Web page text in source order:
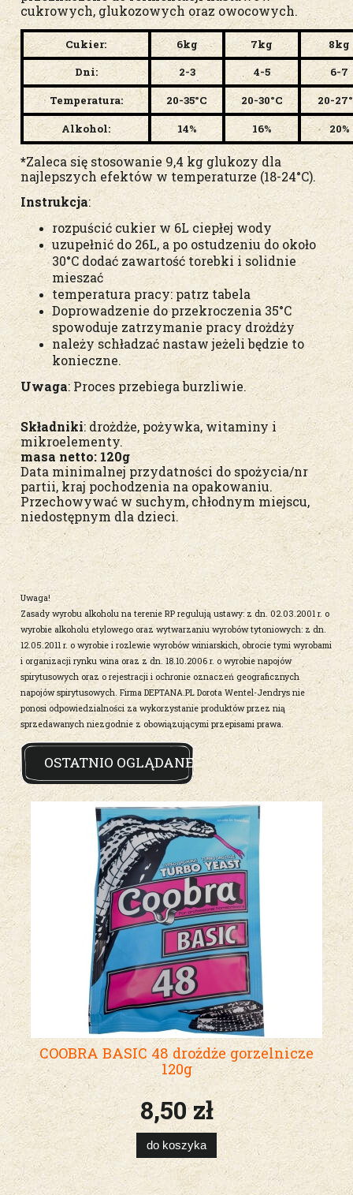
cukrowych, glukozowych oraz owocowych.
Cukier: 6kg 7kg
8kg
Dni:
2-3 4-5
6-7
Temperatura:
20-35°C 20-30°C
20-
Alkohol:
14% 16% 20%
*Zaleca się stosowanie 9,4 kg glukozy dla
najlepszych efektów w temperaturze (18-24°C).
Instrukcja:
rozpuścić cukier w 6L ciepłej wody
uzupełnić do 26L, a po ostudzeniu do około
30°C dodać zawartość torebki i solidnie
mieszać
temperatura pracy: patrz tabela
Doprowadzenie do przekroczenia 35°C
spowoduje zatrzymanie pracy drożdży
należy schładzać nastaw jeżeli będzie to
konieczne.
Uwaga: Proces przebiega burzliwie.
Składniki: drożdże, pożywka, witaminy i
mikroelementy.
masa netto: 120g
Data minimalnej przydatności do spożycia/nr
partii, kraj pochodzenia na opakowaniu.
Przechowywać w suchym, chłodnym miejscu,
niedostępnym dla dzieci.
Uwaga!
Zasady wyrobu alkoholu na terenie RP regulują ustawy: z dn. 02.03.2001 r. o
wyrobie alkoholu etylowego oraz wytwarzaniu wyrobów tytoniowych: z dn.
12.05.2011 r. o wyrobie i rozlewie wyrobów winiarskich, obrocie tymi wyrobami
i organizacji rynku wina oraz z dn. 18.10.2006 r. o wyrobie napojów
spirytusowych oraz o rejestracji i ochronie oznaczeń geograficznych
napojów spirytusowych. Firma DEPTANA.PL Dorota Wentel-Jendrys nie
ponosi odpowiedzialności za wykorzystanie produktów przez nią
sprzedawanych niezgodnie z obowiązującymi przepisami prawa.
OSTATNIO OGLĄDANE
COOBRA BASIC 48 drożdże gorzelnicze
120g
8,50 zł
do koszyka